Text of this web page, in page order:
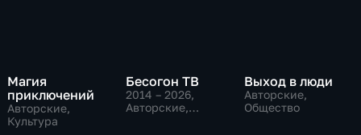
Магия
приключений
Авторские,
Культура
Бесогон ТВ
2014 – 2026,
Авторские,
Выход в люди
Авторские,
Общество